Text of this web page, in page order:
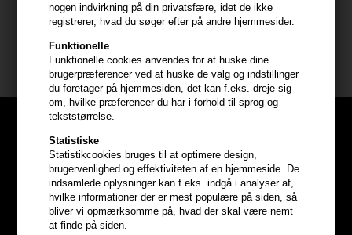
nogen indvirkning på din privatsfære, idet de ikke
registrerer, hvad du søger efter på andre hjemmesider.
Funktionelle
Funktionelle cookies anvendes for at huske dine
brugerpræferencer ved at huske de valg og indstillinger
du foretager på hjemmesiden, det kan f.eks. dreje sig
om, hvilke præferencer du har i forhold til sprog og
tekststørrelse.
Statistiske
Statistikcookies bruges til at optimere design,
brugervenlighed og effektiviteten af en hjemmeside. De
indsamlede oplysninger kan f.eks. indgå i analyser af,
hvilke informationer der er mest populære på siden, så
bliver vi opmærksomme på, hvad der skal være nemt
at finde på siden.
Størrelse: 100 ml
GLYNT